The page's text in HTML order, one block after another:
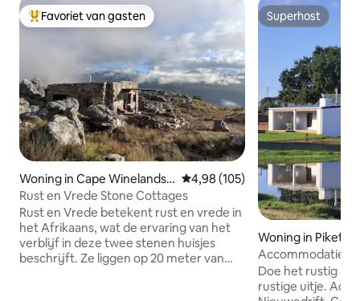
Topfavoriet van gasten
Favoriet van gasten
Woning in Cape Winelands
District Municipality
Gemiddelde beoordeling van
4,98 (105)
Rust en Vrede Stone Cottages
Rust en Vrede betekent rust en vrede in
het Afrikaans, wat de ervaring van het
verblijf in deze twee stenen huisjes
beschrijft. Ze liggen op 20 meter van
Superhost
Superhost
Woning in
Accommodatie
Cottage 2 -
Doe het rustig
rustige uitje.